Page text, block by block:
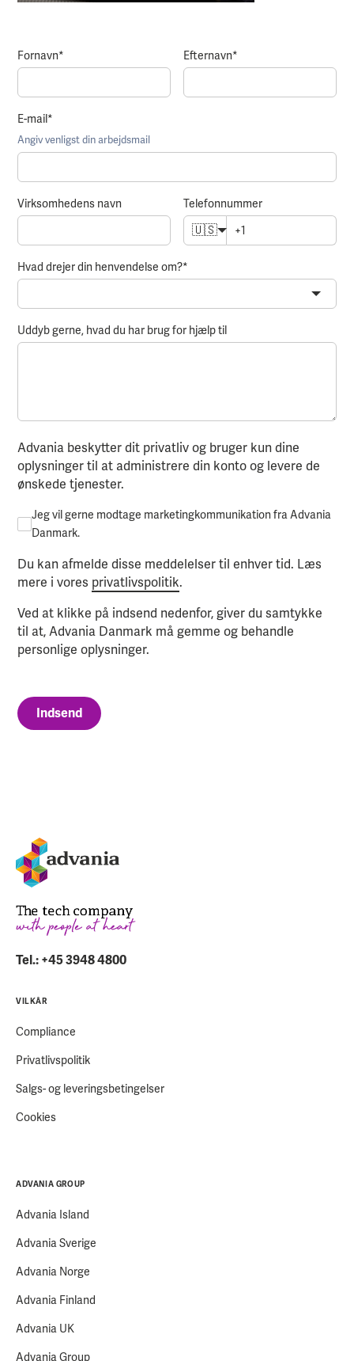
Fornavn* Efternavn*
E-mail*
Angiv venligst din arbejdsmail
Virksomhedens navn Telefonnummer
🇺🇸
Hvad drejer din henvendelse om?*
Uddyb gerne, hvad du har brug for hjælp til
Advania beskytter dit privatliv og bruger kun dine
oplysninger til at administrere din konto og levere de
ønskede tjenester.
Jeg vil gerne modtage marketingkommunikation fra Advania
Danmark.
Du kan afmelde disse meddelelser til enhver tid. Læs
mere i vores privatlivspolitik.
Ved at klikke på indsend nedenfor, giver du samtykke
til at, Advania Danmark må gemme og behandle
personlige oplysninger.
Indsend
Tel.: +45 3948 4800
VILKÅR
Compliance
Privatlivspolitik
Salgs- og leveringsbetingelser
Cookies
ADVANIA GROUP
Advania Island
Advania Sverige
Advania Norge
Advania Finland
Advania UK
Advania Group